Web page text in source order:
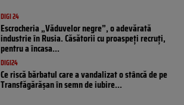
DIGI 24
Escrocheria „Văduvelor negre”, o adevărată
industrie în Rusia. Căsătorii cu proaspeți recruți,
pentru a încasa...
DIGI24
Ce riscă bărbatul care a vandalizat o stâncă de pe
Transfăgărășan în semn de iubire...